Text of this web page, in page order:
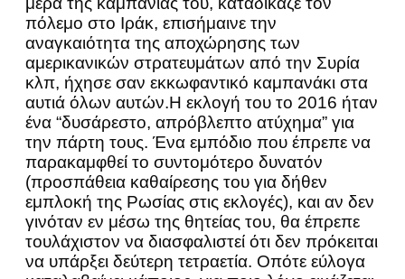
πόλεμο στο Ιράκ, επισήμαινε την
αναγκαιότητα της αποχώρησης των
αμερικανικών στρατευμάτων από την Συρία
κλπ, ήχησε σαν εκκωφαντικό καμπανάκι στα
αυτιά όλων αυτών.Η εκλογή του το 2016 ήταν
ένα “δυσάρεστο, απρόβλεπτο ατύχημα” για
την πάρτη τους. Ένα εμπόδιο που έπρεπε να
παρακαμφθεί το συντομότερο δυνατόν
(προσπάθεια καθαίρεσης του για δήθεν
εμπλοκή της Ρωσίας στις εκλογές), και αν δεν
γινόταν εν μέσω της θητείας του, θα έπρεπε
τουλάχιστον να διασφαλιστεί ότι δεν πρόκειται
να υπάρξει δεύτερη τετραετία. Οπότε εύλογα